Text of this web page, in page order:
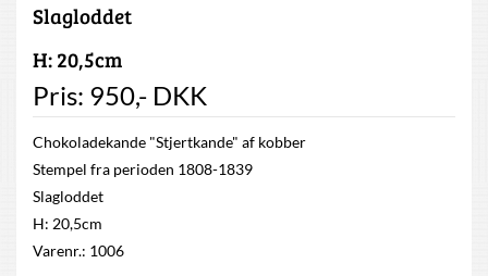
Slagloddet
H: 20,5cm
Pris: 950,- DKK
Chokoladekande "Stjertkande" af kobber
Stempel fra perioden 1808-1839
Slagloddet
H: 20,5cm
Varenr.: 1006